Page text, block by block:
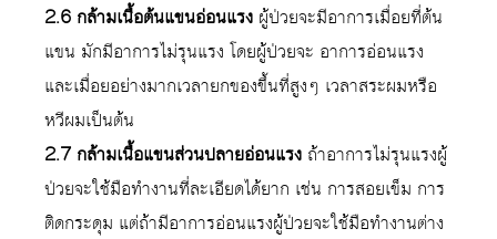
2.6 กล้ามเนื้อต้นแขนอ่อนแรง ผู้ป่วยจะมีอาการเมื่อยที่ต้น
แขน มักมีอาการไม่รุนแรง โดยผู้ป่วยจะ อาการอ่อนแรง
และเมื่อยอย่างมากเวลายกของขึ้นที่สูงๆ เวลาสระผมหรือ
หวีผมเป็นต้น
2.7 กล้ามเนื้อแขนส่วนปลายอ่อนแรง ถ้าอาการไม่รุนแรงผู้
ป่วยจะใช้มือทำงานที่ละเอียดได้ยาก เช่น การสอยเข็ม การ
ติดกระดุม แต่ถ้ามีอาการอ่อนแรงผู้ป่วยจะใช้มือทำงานต่าง